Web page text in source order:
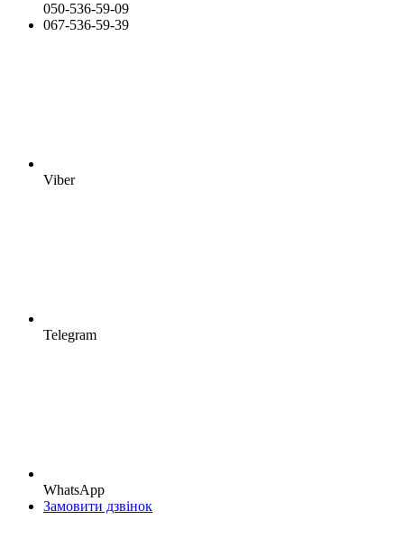
050-536-59-09
067-536-59-39
Viber
Telegram
WhatsApp
Замовити дзвінок